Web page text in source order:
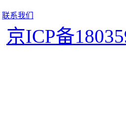
联系我们
京ICP备